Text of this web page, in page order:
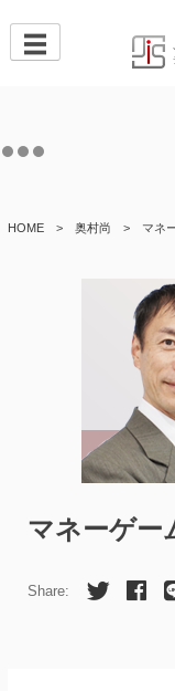
Skip
to
HOME > 奥村尚 > マネ
マネーゲー
Share: